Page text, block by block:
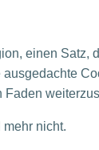
einen Satz,
Faden
nicht.